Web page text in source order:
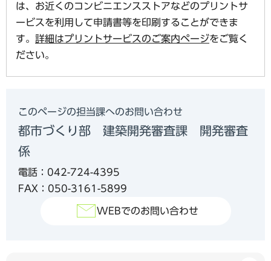
は、お近くのコンビニエンスストアなどのプリントサ
ービスを利用して申請書等を印刷することができま
す。 詳細はプリントサービスのご案内ページをご覧く
ださい。
このページの担当課へのお問い合わせ
都市づくり部 建築開発審査課 開発審査
係
電話：042-724-4395
FAX：050-3161-5899
WEBでのお問い合わせ